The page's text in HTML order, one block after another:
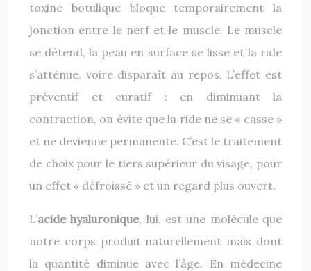
toxine botulique bloque temporairement la
jonction entre le nerf et le muscle. Le muscle
se détend, la peau en surface se lisse et la ride
s’atténue, voire disparaît au repos. L’effet est
préventif et curatif : en diminuant la
contraction, on évite que la ride ne se « casse »
et ne devienne permanente. C’est le traitement
de choix pour le tiers supérieur du visage, pour
un effet « défroissé » et un regard plus ouvert.
L’acide hyaluronique, lui, est une molécule que
notre corps produit naturellement mais dont
la quantité diminue avec l’âge. En médecine